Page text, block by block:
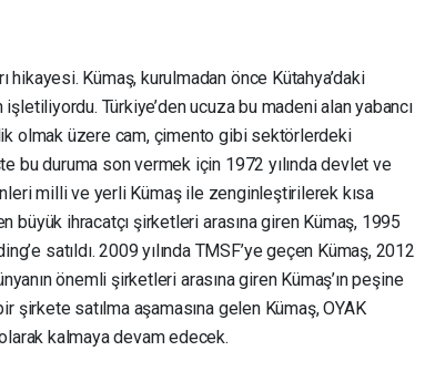
hikayesi. Kümaş, kurulmadan önce Kütahya’daki
Türkiye’den ucuza bu madeni alan yabancı
olmak üzere cam, çimento gibi sektörlerdeki
bu duruma son vermek için 1972 yılında devlet ve
milli ve yerli Kümaş ile zenginleştirilerek kısa
büyük ihracatçı şirketleri arasına giren Kümaş, 1995
satıldı. 2009 yılında TMSF’ye geçen Kümaş, 2012
önemli şirketleri arasına giren Kümaş’ın peşine
şirkete satılma aşamasına gelen Kümaş, OYAK
kalmaya devam edecek.